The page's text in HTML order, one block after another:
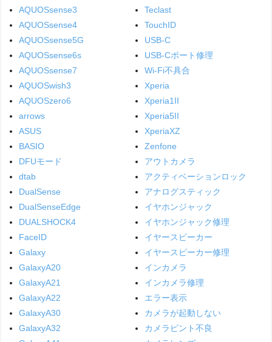
AQUOSsense3
AQUOSsense4
AQUOSsense5G
AQUOSsense6s
AQUOSsense7
AQUOSwish3
AQUOSzero6
arrows
ASUS
BASIO
DFUモード
dtab
DualSense
DualSenseEdge
DUALSHOCK4
FaceID
Galaxy
GalaxyA20
GalaxyA21
GalaxyA22
GalaxyA30
GalaxyA32
Teclast
TouchID
USB-C
USB-Cポート修理
Wi-Fi不具合
Xperia
Xperia1II
Xperia5II
XperiaXZ
Zenfone
アウトカメラ
アクティベーションロック
アナログスティック
イヤホンジャック
イヤホンジャック修理
イヤースピーカー
イヤースピーカー修理
インカメラ
インカメラ修理
エラー表示
カメラが起動しない
カメラピント不良